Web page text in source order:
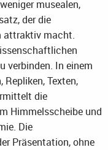
musealen,
der die
attraktiv macht.
verbinden. In einem
Texten,
die
Himmelsscheibe und
Die
Präsentation, ohne